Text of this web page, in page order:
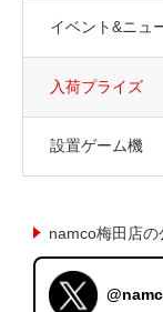
イベント&ニュ
入荷プライズ
設置ゲーム機
namco梅田店の